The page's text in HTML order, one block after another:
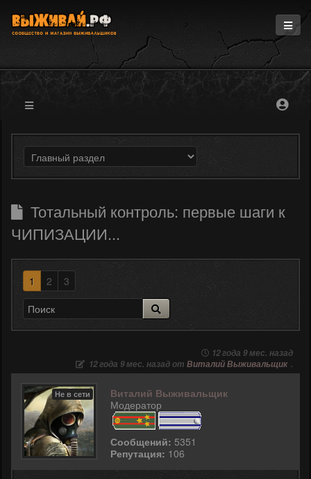
Информация
Магазин
Форум
Тотальный контроль: первые шаги к
ЧИПИЗАЦИИ...
1 2 3
12 года 9 мес. назад
12 года 9 мес. назад от Виталий Выживальщик .
Не в сети
Виталий Выживальщик
Модератор
Сообщений: 5351
Репутация: 106